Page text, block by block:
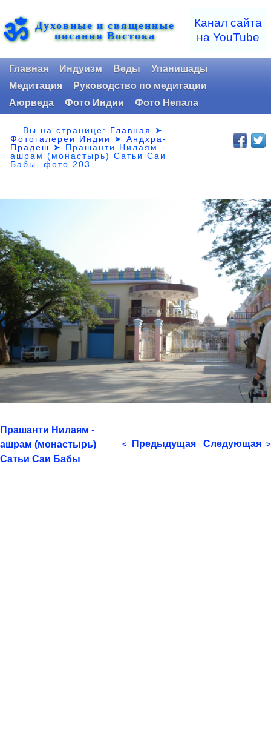
ॐ Духовные и священные
писания Востока
Канал сайта
на YouTube
Главная Индуизм Веды
Упанишады
Медитация
Руководство по медитации
Аюрведа
Фото Индии Фото Непала
Вы на странице: Главная
➤
Фотогалереи Индии
➤Андхра-
Прадеш ➤ Прашанти Нилаям -
ашрам (монастырь) Сатьи Саи
Бабы, фото 203
Прашанти Нилаям -
ашрам (монастырь)
Сатьи Саи Бабы
< Предыдущая Следующая >